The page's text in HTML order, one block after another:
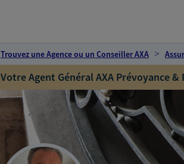
Trouvez une Agence ou un Conseiller AXA
Votre Agent Général AXA Prévoyance